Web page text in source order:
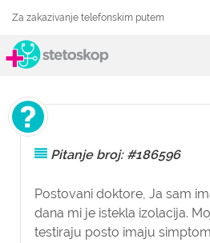
Za zakazivanje telefonskim putem
Pitanje broj: #186596
Postovani doktore, Ja sam
dana mi je istekla izolacija.
testiraju posto imaju